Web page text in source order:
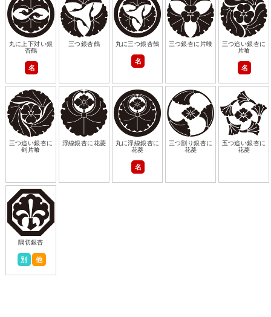
丸に上下対い銀
杏鶴
名
三つ銀杏鶴 丸に三つ銀杏鶴
名
三つ銀杏に片喰
三つ追い銀杏に
片喰
名
三つ追い銀杏に
剣片喰
浮線銀杏に花菱
丸に浮線銀杏に
花菱
名
三つ割り銀杏に
花菱
五つ追い銀杏に
花菱
隅切銀杏
別 他